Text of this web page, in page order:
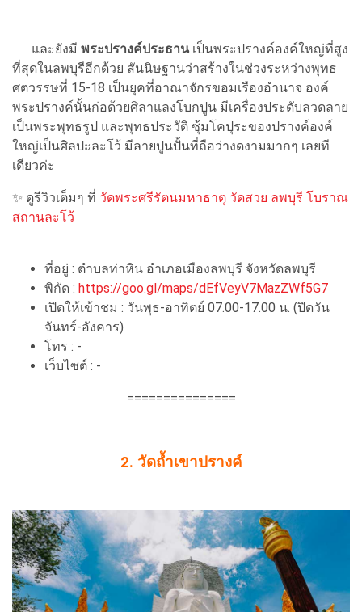
และยังมี พระปรางค์ประธานเป็นพระปรางค์องค์ใหญ่ที่สูง
ที่สุดในลพบุรีอีกด้วย สันนิษฐานว่าสร้างในช่วงระหว่างพุทธ
ศตวรรษที่ 15-18 เป็นยุคที่อาณาจักรขอมเรืองอำนาจ องค์
พระปรางค์นั้นก่อด้วยศิลาแลงโบกปูน มีเครื่องประดับลวดลาย
เป็นพระพุทธรูป และพุทธประวัติ ซุ้มโคปุระของปรางค์องค์
ใหญ่เป็นศิลปะละโว้ มีลายปูนปั้นที่ถือว่างดงามมากๆ เลยที
เดียวค่ะ
✨ ดูรีวิวเต็มๆ ที่ วัดพระศรีรัตนมหาธาตุ วัดสวย ลพบุรี โบราณ
สถานละโว้
ที่อยู่ : ตำบลท่าหิน อำเภอเมืองลพบุรี จังหวัดลพบุรี
พิกัด : https://goo.gl/maps/dEfVeyV7MazZWf5G7
เปิดให้เข้าชม : วันพุธ-อาทิตย์ 07.00-17.00 น. (ปิดวัน
จันทร์-อังคาร)
โทร : -
เว็บไซต์ : -
===============
2. วัดถ้ำเขาปรางค์